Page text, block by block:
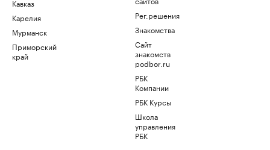
Кавказ
Карелия
Мурманск
Приморский
край
Рег.решения
Знакомства
Сайт
знакомств
podbor.ru
РБК
Компании
РБК Курсы
Школа
управления
РБК